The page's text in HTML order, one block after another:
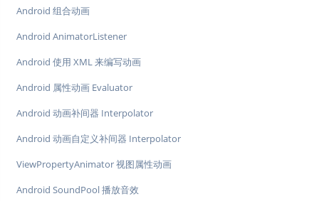
Android 组合动画
Android AnimatorListener
Android 使用 XML 来编写动画
Android 属性动画 Evaluator
Android 动画补间器 Interpolator
Android 动画自定义补间器 Interpolator
ViewPropertyAnimator 视图属性动画
Android SoundPool 播放音效